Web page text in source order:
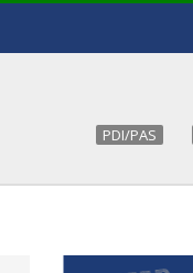
PDI/PAS